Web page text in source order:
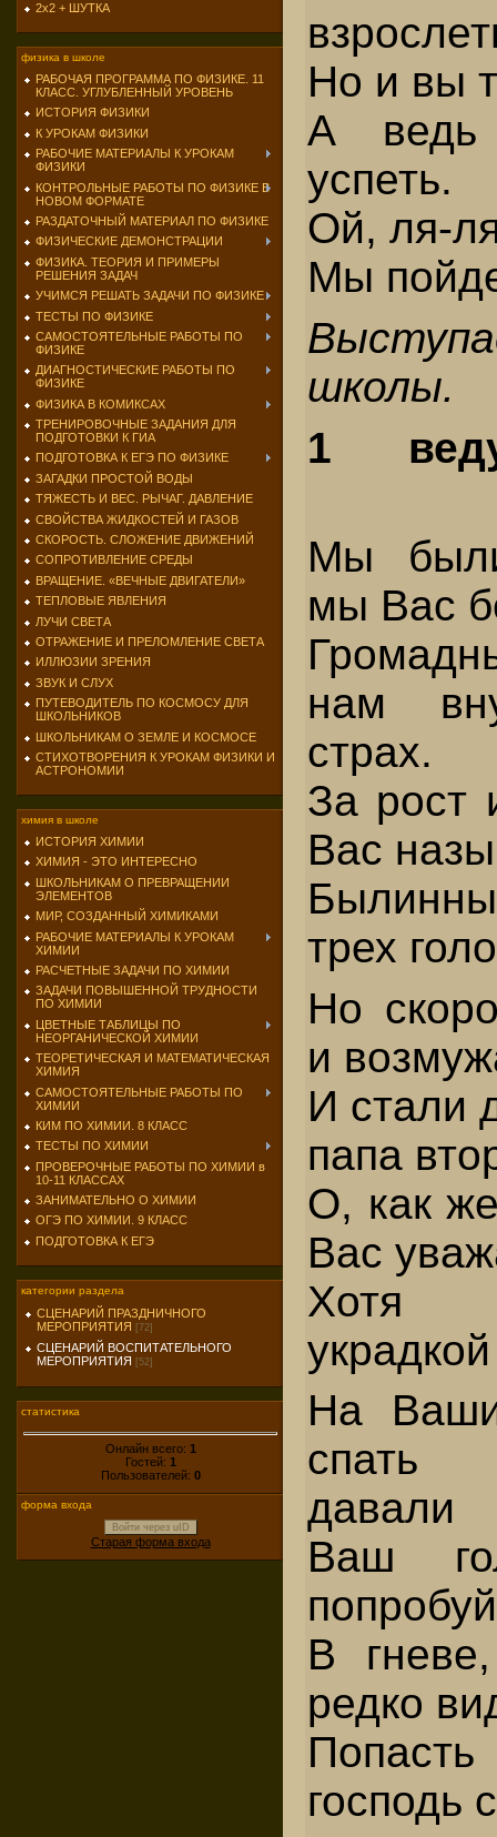
2х2 + ШУТКА
физика в школе
РАБОЧАЯ ПРОГРАММА ПО ФИЗИКЕ. 11
КЛАСС. УГЛУБЛЕННЫЙ УРОВЕНЬ
ИСТОРИЯ ФИЗИКИ
К УРОКАМ ФИЗИКИ
РАБОЧИЕ МАТЕРИАЛЫ К УРОКАМ
ФИЗИКИ
КОНТРОЛЬНЫЕ РАБОТЫ ПО ФИЗИКЕ В
НОВОМ ФОРМАТЕ
РАЗДАТОЧНЫЙ МАТЕРИАЛ ПО ФИЗИКЕ
ФИЗИЧЕСКИЕ ДЕМОНСТРАЦИИ
ФИЗИКА. ТЕОРИЯ И ПРИМЕРЫ
РЕШЕНИЯ ЗАДАЧ
УЧИМСЯ РЕШАТЬ ЗАДАЧИ ПО ФИЗИКЕ
ТЕСТЫ ПО ФИЗИКЕ
САМОСТОЯТЕЛЬНЫЕ РАБОТЫ ПО
ФИЗИКЕ
ДИАГНОСТИЧЕСКИЕ РАБОТЫ ПО
ФИЗИКЕ
ФИЗИКА В КОМИКСАХ
ТРЕНИРОВОЧНЫЕ ЗАДАНИЯ ДЛЯ
ПОДГОТОВКИ К ГИА
ПОДГОТОВКА К ЕГЭ ПО ФИЗИКЕ
ЗАГАДКИ ПРОСТОЙ ВОДЫ
ТЯЖЕСТЬ И ВЕС. РЫЧАГ. ДАВЛЕНИЕ
СВОЙСТВА ЖИДКОСТЕЙ И ГАЗОВ
СКОРОСТЬ. СЛОЖЕНИЕ ДВИЖЕНИЙ
СОПРОТИВЛЕНИЕ СРЕДЫ
ВРАЩЕНИЕ. «ВЕЧНЫЕ ДВИГАТЕЛИ»
ТЕПЛОВЫЕ ЯВЛЕНИЯ
ЛУЧИ СВЕТА
ОТРАЖЕНИЕ И ПРЕЛОМЛЕНИЕ СВЕТА
ИЛЛЮЗИИ ЗРЕНИЯ
ЗВУК И СЛУХ
ПУТЕВОДИТЕЛЬ ПО КОСМОСУ ДЛЯ
ШКОЛЬНИКОВ
ШКОЛЬНИКАМ О ЗЕМЛЕ И КОСМОСЕ
СТИХОТВОРЕНИЯ К УРОКАМ ФИЗИКИ И
АСТРОНОМИИ
химия в школе
ИСТОРИЯ ХИМИИ
ХИМИЯ - ЭТО ИНТЕРЕСНО
ШКОЛЬНИКАМ О ПРЕВРАЩЕНИИ
ЭЛЕМЕНТОВ
МИР, СОЗДАННЫЙ ХИМИКАМИ
РАБОЧИЕ МАТЕРИАЛЫ К УРОКАМ
ХИМИИ
РАСЧЕТНЫЕ ЗАДАЧИ ПО ХИМИИ
ЗАДАЧИ ПОВЫШЕННОЙ ТРУДНОСТИ
ПО ХИМИИ
ЦВЕТНЫЕ ТАБЛИЦЫ ПО
НЕОРГАНИЧЕСКОЙ ХИМИИ
ТЕОРЕТИЧЕСКАЯ И МАТЕМАТИЧЕСКАЯ
ХИМИЯ
САМОСТОЯТЕЛЬНЫЕ РАБОТЫ ПО
ХИМИИ
КИМ ПО ХИМИИ. 8 КЛАСС
ТЕСТЫ ПО ХИМИИ
ПРОВЕРОЧНЫЕ РАБОТЫ ПО ХИМИИ в
10-11 КЛАССАХ
ЗАНИМАТЕЛЬНО О ХИМИИ
ОГЭ ПО ХИМИИ. 9 КЛАСС
ПОДГОТОВКА К ЕГЭ
категории раздела
СЦЕНАРИЙ ПРАЗДНИЧНОГО
МЕРОПРИЯТИЯ [72]
СЦЕНАРИЙ ВОСПИТАТЕЛЬНОГО
МЕРОПРИЯТИЯ [52]
статистика
Онлайн всего: 1
Гостей: 1
Пользователей: 0
форма входа
Войти через uID
Старая форма входа
Но и вы
А ведь
успеть.
Ой, ля-
Мы
школы.
1
Мы
мы Вас
нам
страх.
За рост
Вас
трех
Но
и
И стали
папа
О, как
Вас
Хотя
На
Ваш
В
редко
господь